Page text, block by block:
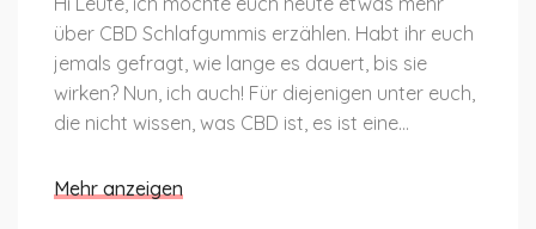
über CBD Schlafgummis erzählen. Habt ihr euch
jemals gefragt, wie lange es dauert, bis sie
wirken? Nun, ich auch! Für diejenigen unter euch,
die nicht wissen, was CBD ist, es ist eine
Schlafstörungen zu lindern. In diesem Artikel
Mehr anzeigen